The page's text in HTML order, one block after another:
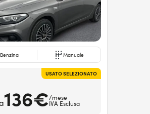
Benzina Manuale
USATO SELEZIONATO
136€/mese
IVA Esclusa